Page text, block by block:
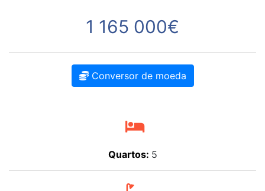
1 165 000€
Conversor de moeda
Quartos: 5